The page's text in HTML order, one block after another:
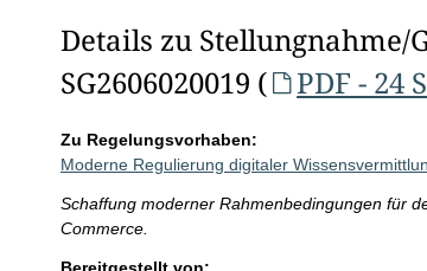
Details zu Stellungnahme/
SG2606020019 (
PDF - 24
Zu Regelungsvorhaben:
Moderne Regulierung digitaler
Schaffung moderner Rahmenbedingungen für
Commerce.